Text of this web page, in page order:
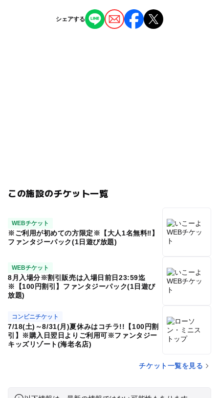
シェアする
この施設のチケット一覧
WEBチケット
※ご利用が初めての方限定※【大人1名無料‼】
ファンタジーパック(1日遊び放題)
WEBチケット
8月入場分※割引販売は入場日前日23:59迄
※【100円割引】ファンタジーパック(1日遊び
放題)
コンビニチケット
7/18(土)～8/31(月)夏休みはコチラ!!【100円割
引】※購入日翌日よりご利用可※ファンタジー
キッズリゾート(海老名店)
チケット一覧を見る